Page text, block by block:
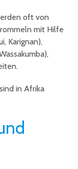
oft von
mit Hilfe
Karignan),
in Afrika